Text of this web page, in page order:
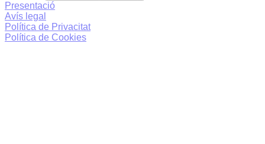
Presentació
Avís legal
Política de Privacitat
Política de Cookies